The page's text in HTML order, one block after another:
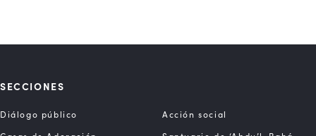
SECCIONES
Diálogo público
Acción social